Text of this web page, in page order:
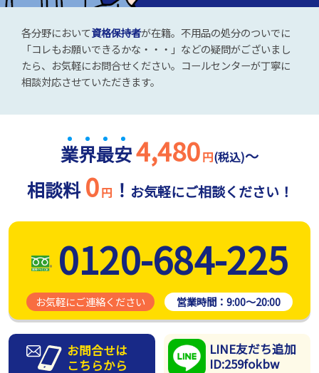
各分野において資格保持者が在籍。不用品の処分のついでに
「コレもお願いできるかな・・・」などの疑問がございまし
たら、お気軽にお問合せください。コールセンターが丁寧に
相談対応させていただきます。
業界最安4,480円(税込)～
相談料 0 円 ！ お気軽にご相談ください！
0120-684-225
お気軽にご連絡ください 営業時間： 9:00～20:00
お問合せは
こちらから
LINE友だち追加
ID:259fokbw